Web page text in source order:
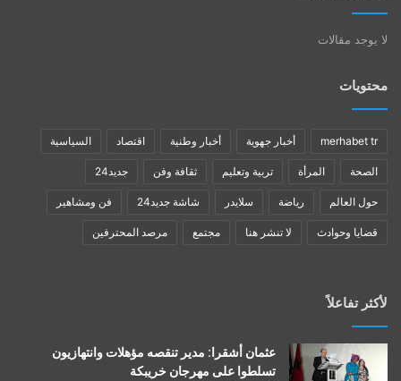
لا يوجد مقالات
محتويات
merhabet tr أخبار جهوية أخبار وطنية اقتصاد السياسية
الصحة المرأة تربية وتعليم ثقافة وفن جديد24
حول العالم رياضة سلايدر شاشة جديد24 فن ومشاهير
قضايا وحوادث لا تنشر هنا مجتمع مرصد المحترفين
لأكثر تفاعلاً
عثمان أشقرا: مدير تنقصه مؤهلات وانتهازيون
تسلطوا على مهرجان خريبكة